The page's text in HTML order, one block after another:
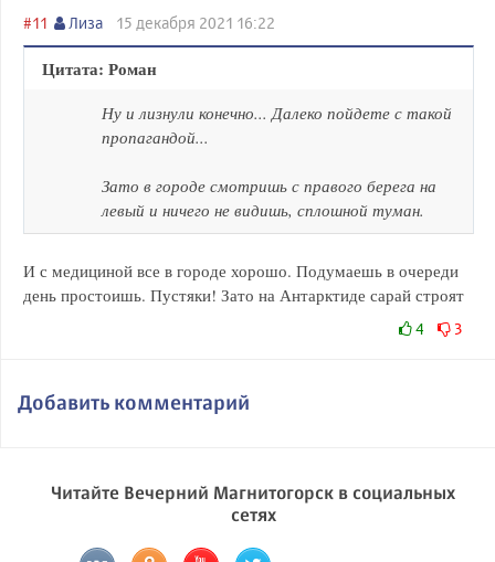
#11 Лиза 15 декабря 2021 16:22
Цитата: Роман
Ну и лизнули конечно... Далеко пойдете с такой
пропагандой...
Зато в городе смотришь с правого берега на
левый и ничего не видишь, сплошной туман.
И с медициной все в городе хорошо. Подумаешь в очереди
день простоишь. Пустяки! Зато на Антарктиде сарай строят
4 3
Добавить комментарий
Читайте Вечерний Магнитогорск в социальных
сетях